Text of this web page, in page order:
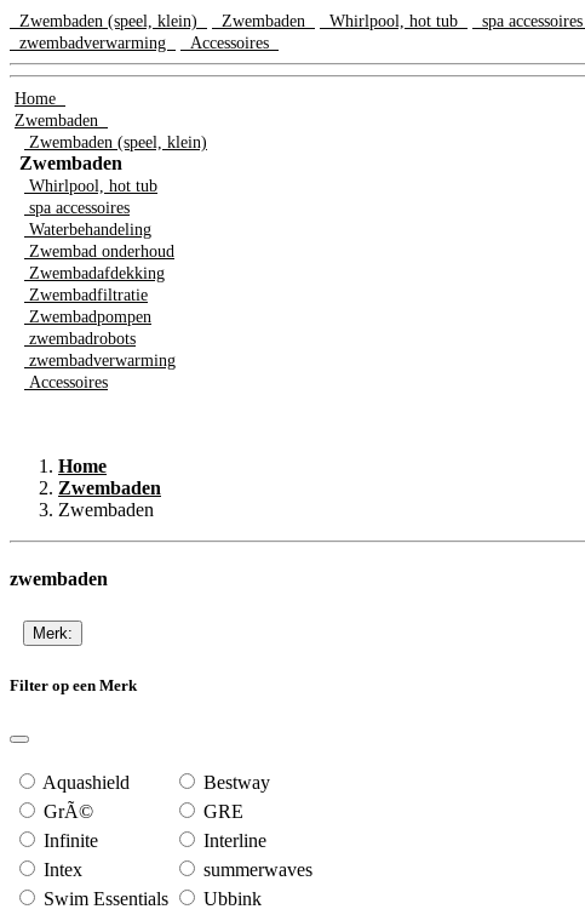
Zwembaden (speel, klein) Zwembaden Whirlpool, hot tub spa accessoires
zwembadverwarming
Accessoires
Home
Zwembaden
Zwembaden (speel, klein)
Zwembaden
Whirlpool, hot tub
spa accessoires
Waterbehandeling
Zwembad onderhoud
Zwembadafdekking
Zwembadfiltratie
Zwembadpompen
zwembadrobots
zwembadverwarming
Accessoires
Home
Zwembaden
Zwembaden
zwembaden
Merk:
Filter op een Merk
Aquashield
Bestway
GrÃ©
GRE
Infinite
Interline
Intex
summerwaves
Swim Essentials
Ubbink